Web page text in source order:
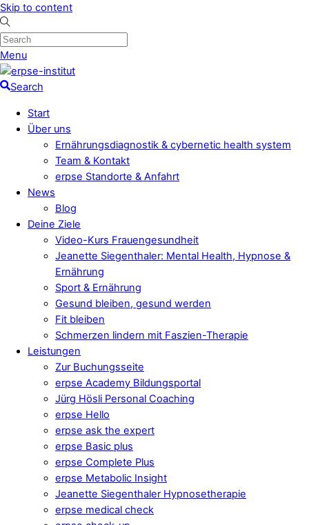
Skip to content
Menu
Search
Start
Über uns
Ernährungsdiagnostik & cybernetic health system
Team & Kontakt
erpse Standorte & Anfahrt
News
Blog
Deine Ziele
Video-Kurs Frauengesundheit
Jeanette Siegenthaler: Mental Health, Hypnose &
Ernährung
Sport & Ernährung
Gesund bleiben, gesund werden
Fit bleiben
Schmerzen lindern mit Faszien-Therapie
Leistungen
Zur Buchungsseite
erpse Academy Bildungsportal
Jürg Hösli Personal Coaching
erpse Hello
erpse ask the expert
erpse Basic plus
erpse Complete Plus
erpse Metabolic Insight
Jeanette Siegenthaler Hypnosetherapie
erpse medical check